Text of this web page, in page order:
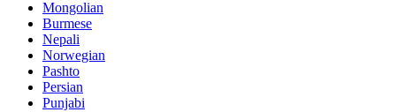
Mongolian
Burmese
Nepali
Norwegian
Pashto
Persian
Punjabi